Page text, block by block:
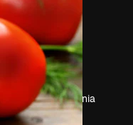
O nas
Reviews
Kariera
Trendy
wyszukiwania
Blog